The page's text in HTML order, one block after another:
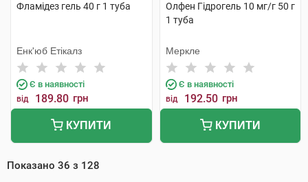
Фламідез гель 40 г 1 туба
Енк'юб Етікалз
Є в наявності
від 189.80 грн
КУПИТИ
Олфен Гідрогель 10 мг/г 50 г
1 туба
Меркле
Є в наявності
від 192.50 грн
КУПИТИ
Показано 36 з 128